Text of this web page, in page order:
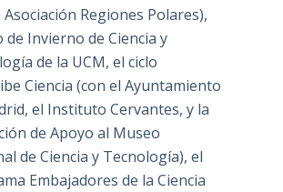
Asociación Regiones Polares),
de Invierno de Ciencia y
de la UCM, el ciclo
Ciencia (con el Ayuntamiento
el Instituto Cervantes, y la
de Apoyo al Museo
de Ciencia y Tecnología), el
Embajadores de la Ciencia